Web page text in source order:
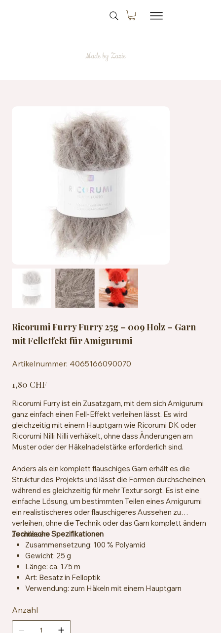
Made by Zazie
Ricorumi Furry Furry 25g – 009 Holz – Garn
mit Felleffekt für Amigurumi
Artikelnummer: 4065166090070
4065166090070
1,80 CHF
Ricorumi Furry ist ein Zusatzgarn, mit dem sich Amigurumi
ganz einfach einen Fell-Effekt verleihen lässt. Es wird
gleichzeitig mit einem Hauptgarn wie Ricorumi DK oder
Ricorumi Nilli Nilli verhäkelt, ohne dass Änderungen am
Muster oder der Häkelnadelstärke erforderlich sind.
Anders als ein komplett flauschiges Garn erhält es die
Struktur des Projekts und lässt die Formen durchscheinen,
während es gleichzeitig für mehr Textur sorgt. Es ist eine
einfache Lösung, um bestimmten Teilen eines Amigurumi
ein realistischeres oder flauschigeres Aussehen zu
verleihen, ohne die Technik oder das Garn komplett ändern
zu müssen.
Technische Spezifikationen
Zusammensetzung: 100 % Polyamid
Gewicht: 25 g
Länge: ca. 175 m
Art: Besatz in Felloptik
Verwendung: zum Häkeln mit einem Hauptgarn
Pflegehinweise: Maschinenwaschbar bei 30 °C
Anzahl